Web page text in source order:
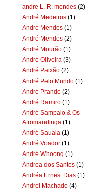
andre L. R. mendes (2)
André Medeiros (1)
Andre Mendes (1)
André Mendes (2)
André Mourão (1)
André Oliveira (3)
André Paixão (2)
André Pelo Mundo (1)
André Prando (2)
André Ramiro (1)
André Sampaio & Os
Afromandinga (1)
André Sauaia (1)
André Voador (1)
André Whoong (1)
Andrea dos Santos (1)
Andréa Ernest Dias (1)
Andrei Machado (4)